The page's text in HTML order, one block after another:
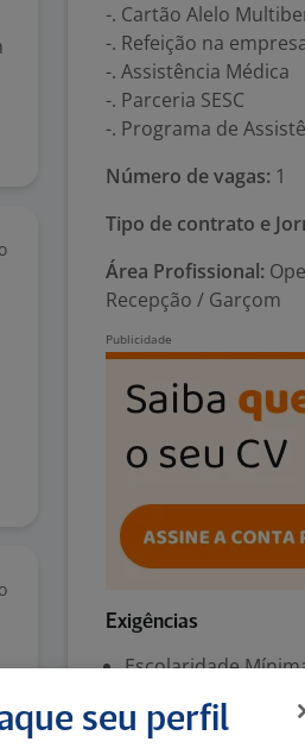
-. Cartão Alelo
-. Refeição na
-. Assistência Médica
-. Parceria SESC
-. Programa de
Número de vagas: 1
Tipo de contrato e
Área Profissional:
Recepção / Garçom
Exigências
Escolaridade
Habilitada para
seu perfil